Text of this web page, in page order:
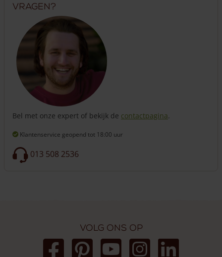
Vragen?
Bel met onze expert of bekijk de contactpagina.
Klantenservice geopend tot 18:00 uur
013 508 2536
Volg ons op